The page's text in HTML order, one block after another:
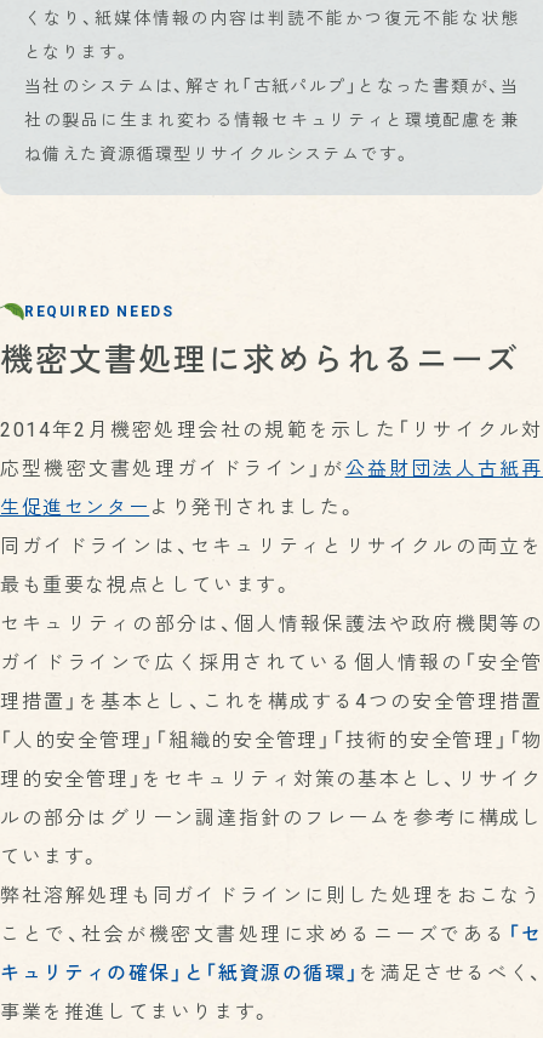
くなり、紙媒体情報の内容は判読不能かつ復元不能な状態
となります。
当社のシステムは、解され「古紙パルプ」となった書類が、当
社の製品に生まれ変わる情報セキュリティと環境配慮を兼
ね備えた資源循環型リサイクルシステムです。
REQUIRED NEEDS
機密文書処理に求められるニーズ
2014年2月機密処理会社の規範を示した「リサイクル対
応型機密文書処理ガイドライン」が公益財団法人古紙再
生促進センター より発刊されました。
同ガイドラインは、セキュリティとリサイクルの両立を
最も重要な視点としています。
セキュリティの部分は、個人情報保護法や政府機関等の
ガイドラインで広く採用されている個人情報の「安全管
理措置」を基本とし、これを構成する4つの安全管理措置
「人的安全管理」「組織的安全管理」「技術的安全管理」「物
理的安全管理」をセキュリティ対策の基本とし、リサイク
ルの部分はグリーン調達指針のフレームを参考に構成し
ています。
弊社溶解処理も同ガイドラインに則した処理をおこなう
ことで、社会が機密文書処理に求めるニーズである 「セ
キュリティの確保」と「紙資源の循環」 を満足させるべく、
事業を推進してまいります。